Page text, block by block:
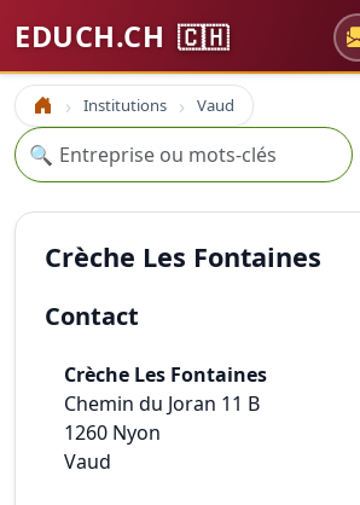
EDUCH.CH 🇨🇭
Accueil Institutions Vaud
Recherche
🔍
Crèche Les Fontaines
Contact
Crèche Les Fontaines
Chemin du Joran 11 B
1260 Nyon
Vaud